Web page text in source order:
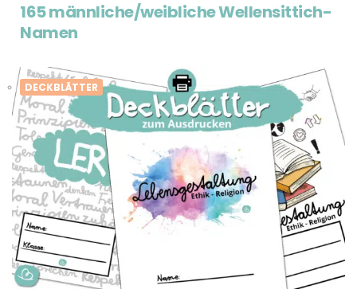
165 männliche/weibliche Wellensittich-
Namen
DECKBLÄTTER